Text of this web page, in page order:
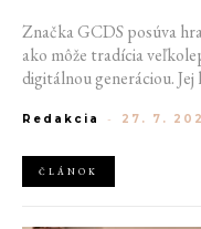
Značka GCDS posúva
ako môže tradícia
digitálnou generáciou.
spôsob, akým dnes módu
trendy a vytvárať
prostredím a
Redakcia - 27. 7.
ČLÁNOK